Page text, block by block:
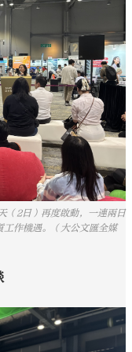
（2日）再度啟動，一連兩日
作機遇。（大公文匯全媒